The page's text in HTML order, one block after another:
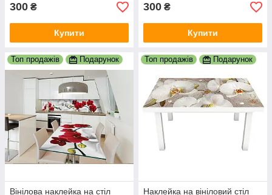
300 ₴
Купити
300 ₴
Купити
Топ продажів Подарунок
Вінілова наклейка на стіл
Топ продажів Подарунок
Наклейка на вініловий стіл